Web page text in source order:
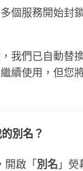
個服務開始封
我們已自動替
續使用，但您
別名？
啟「 別名 」熒